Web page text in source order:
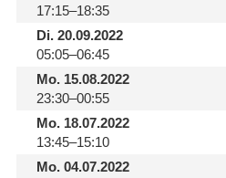
17:15–18:35
Di.20.09.2022
05:05–06:45
Mo.15.08.2022
23:30–00:55
Mo.18.07.2022
13:45–15:10
Mo.04.07.2022